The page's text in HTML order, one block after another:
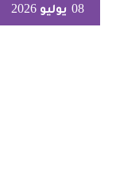
08 يوليو 2026